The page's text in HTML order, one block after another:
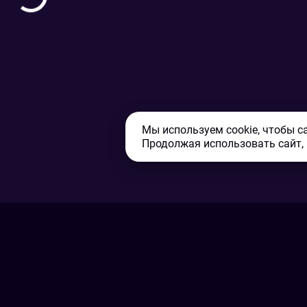
Мы используем cookie, чтобы
Продолжая использовать